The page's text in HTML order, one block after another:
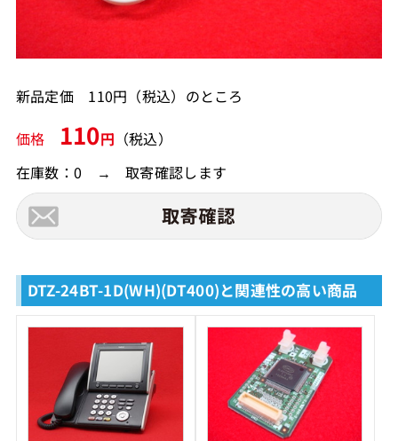
新品定価 110円（税込）のところ
価格 110円 （税込）
在庫数：0 → 取寄確認します
DTZ-24BT-1D(WH)(DT400)と関連性の高い商品